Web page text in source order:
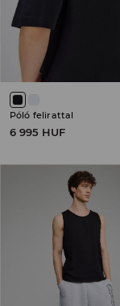
Póló felirattal
6 995 HUF